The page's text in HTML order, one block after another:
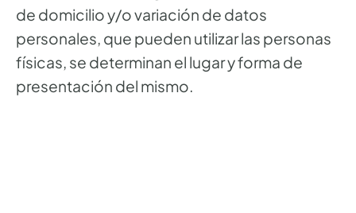
de domicilio y/o variación de datos
personales, que pueden utilizar las personas
físicas, se determinan el lugar y forma de
presentación del mismo.